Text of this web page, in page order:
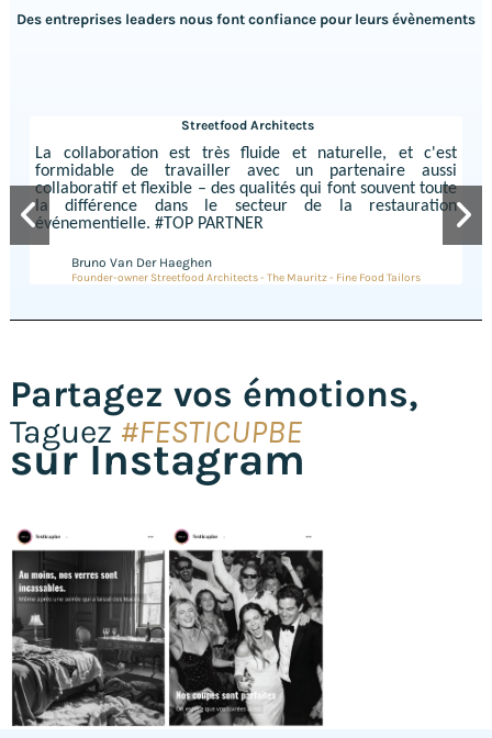
Des entreprises leaders nous font confiance pour leurs évènements
Streetfood Architects
La collaboration est très fluide et naturelle, et c'est
formidable de travailler avec un partenaire aussi
collaboratif et flexible – des qualités qui font souvent toute
la différence dans le secteur de la restauration
événementielle. #TOP PARTNER
Bruno Van Der Haeghen
Founder-owner Streetfood Architects - The Mauritz - Fine Food Tailors
Partagez vos émotions,
Taguez #FESTICUPBE
sur Instagram